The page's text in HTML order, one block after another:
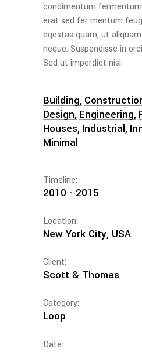
condimentum
erat sed fer mentum
egestas quam, ut
neque. Suspendisse in
Sed ut imperdiet nisi.
Building
Design Engineering
Houses Industrial
Minimal
Timeline:
2010 - 2015
Location:
New York City, USA
Client:
Scott & Thomas
Category:
Loop
Date: